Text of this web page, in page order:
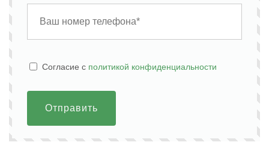
Cогласие с политикой конфиденциальности
Отправить